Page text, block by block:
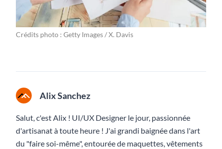
Crédits photo : Getty Images / X. Davis
Alix Sanchez
Salut, c'est Alix ! UI/UX Designer le jour, passionnée
d'artisanat à toute heure ! J'ai grandi baignée dans l'art
du "faire soi-même", entourée de maquettes, vêtements